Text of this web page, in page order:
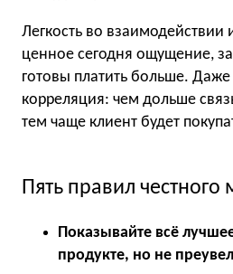
Легкость во
ценное сегодня ощущение,
готовы платить больше.
корреляция: чем дольше
тем чаще клиент будет
Пять правил честного
Показывайте всё
продукте, но не